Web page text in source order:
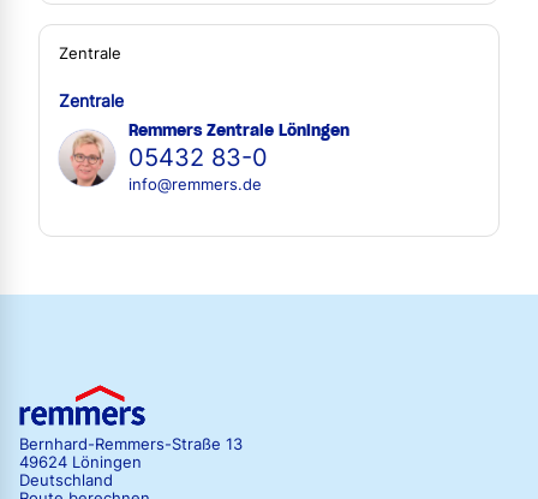
Zentrale
Zentrale
Remmers Zentrale Löningen
05432 83-0
info@remmers.de
Bernhard-Remmers-Straße 13
49624 Löningen
Deutschland